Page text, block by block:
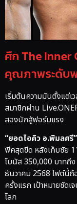
ศึก The Inner
คุณภาพระดับ
เริ่มต้นความมันตั้งแต่เ
สมาชิกผ่าน
สองนักสู้ฟอร์มแรง
“ยอดไอคิว อ.พิมลศรี”
พีคสุดขีด หลังเก็บชัย
โบนัส 350,000 บาทถึ
ธันวาคม 2568 ไฟต์นี้ถื
ครั้งแรก เป้าหมายชัดเ
โลก